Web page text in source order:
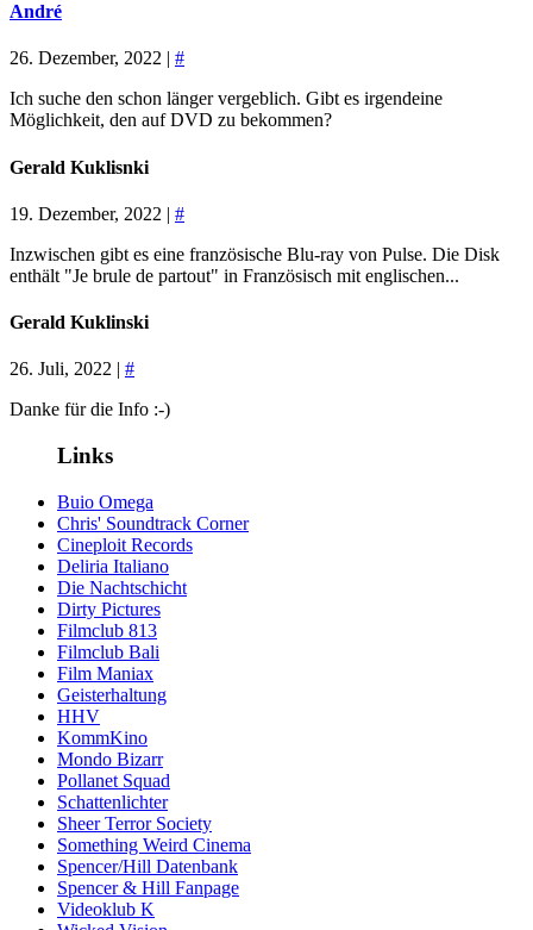
André
26. Dezember, 2022 | #
Ich suche den schon länger vergeblich. Gibt es irgendeine
Möglichkeit, den auf DVD zu bekommen?
Gerald Kuklisnki
19. Dezember, 2022 | #
Inzwischen gibt es eine französische Blu-ray von Pulse. Die Disk
enthält "Je brule de partout" in Französisch mit englischen...
Gerald Kuklinski
26. Juli, 2022 | #
Danke für die Info :-)
Links
Buio Omega
Chris' Soundtrack Corner
Cineploit Records
Deliria Italiano
Die Nachtschicht
Dirty Pictures
Filmclub 813
Filmclub Bali
Film Maniax
Geisterhaltung
HHV
KommKino
Mondo Bizarr
Pollanet Squad
Schattenlichter
Sheer Terror Society
Something Weird Cinema
Spencer/Hill Datenbank
Spencer & Hill Fanpage
Videoklub K